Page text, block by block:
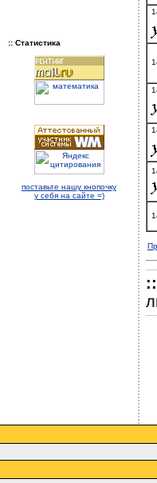
:: Статистика
поставьте нашу кнопочку
у себя на сайте =)